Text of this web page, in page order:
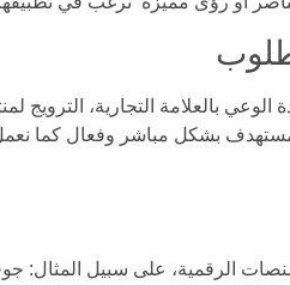
بالعلامة التجارية، الترويج
بشكل مباشر وفعال كما
الرقمية، على سبيل المثال: